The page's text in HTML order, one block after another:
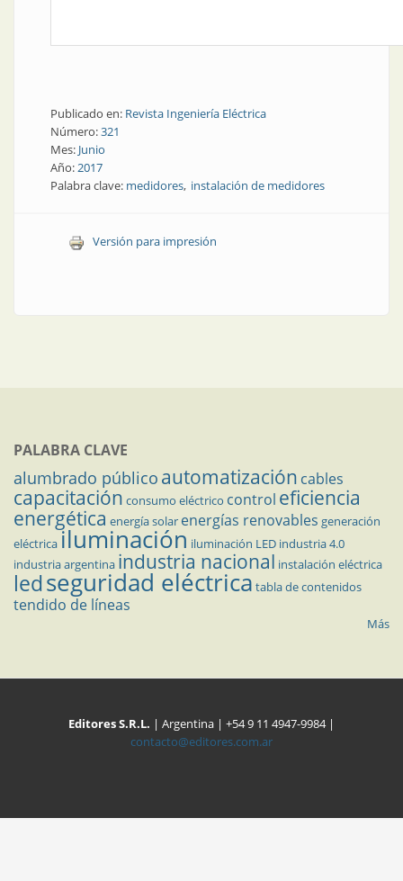
Publicado en: Revista Ingeniería Eléctrica
Número:321
Mes: Junio
Año:2017
Palabra clave: medidores instalación de medidores
Versión para impresión
PALABRA CLAVE
alumbrado público automatización cables
capacitación consumo eléctrico control eficiencia
energética energía solar energías renovables generación
eléctricailuminación iluminación LED industria 4.0
industria argentina industria nacional instalación eléctrica
ledseguridad eléctrica tabla de contenidos
tendido de líneas
Más
Editores S.R.L. | Argentina | +54 9 11 4947-9984 |
contacto@editores.com.ar